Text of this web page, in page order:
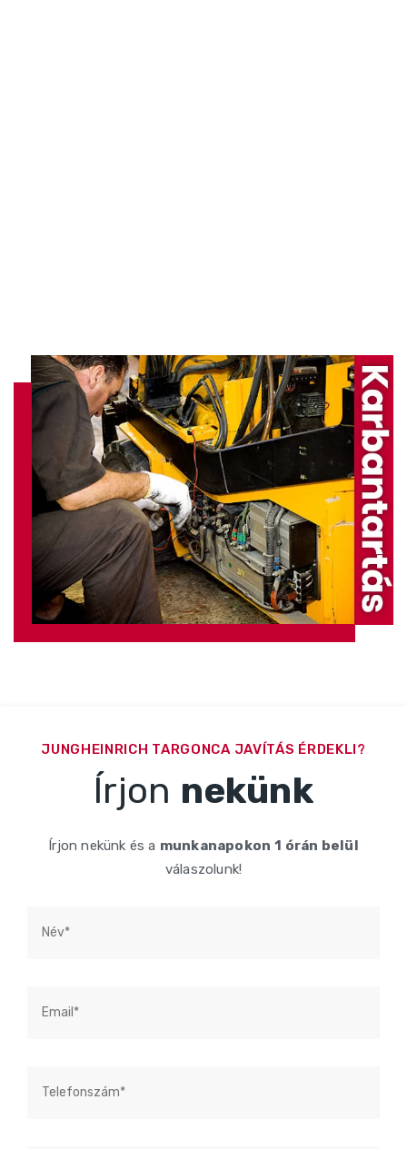
JUNGHEINRICH TARGONCA JAVÍTÁS ÉRDEKLI?
Írjon nekünk
Írjon nekünk és a munkanapokon 1 órán belül
válaszolunk!